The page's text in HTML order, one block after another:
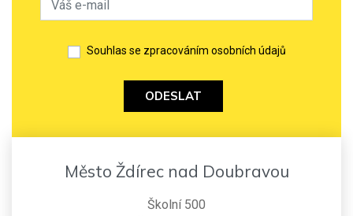
Souhlas se zpracováním osobních údajů
ODESLAT
Město Ždírec nad Doubravou
Školní 500